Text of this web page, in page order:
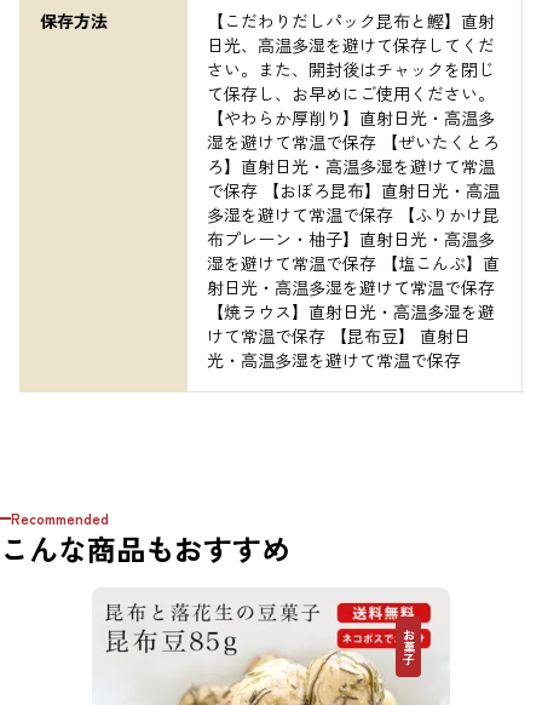
保存方法
【こだわりだしパック昆布と鰹】直射
日光、高温多湿を避けて保存してくだ
さい。また、開封後はチャックを閉じ
て保存し、お早めにご使用ください。
【やわらか厚削り】直射日光・高温多
湿を避けて常温で保存 【ぜいたくとろ
ろ】直射日光・高温多湿を避けて常温
で保存 【おぼろ昆布】直射日光・高温
多湿を避けて常温で保存 【ふりかけ昆
布プレーン・柚子】直射日光・高温多
湿を避けて常温で保存 【塩こんぶ】直
射日光・高温多湿を避けて常温で保存
【焼ラウス】直射日光・高温多湿を避
けて常温で保存 【昆布豆】 直射日
光・高温多湿を避けて常温で保存
Recommended
こんな商品もおすすめ
お菓子